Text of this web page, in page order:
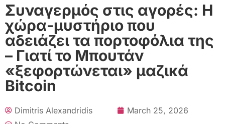
Συναγερμός στις αγορές: Η
χώρα-μυστήριο που
αδειάζει τα πορτοφόλια της
– Γιατί το Μπουτάν
«ξεφορτώνεται» μαζικά
Bitcoin
Dimitris Alexandridis
March 25, 2026